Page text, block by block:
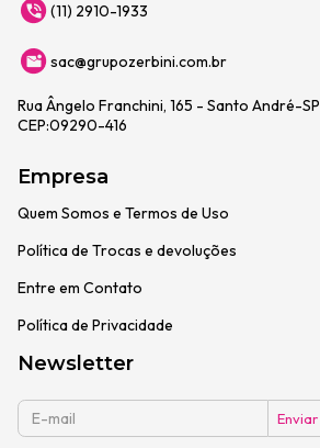
(11) 2910-1933
sac@grupozerbini.com.br
Rua Ângelo Franchini, 165 - Santo André-SP
CEP:09290-416
Empresa
Quem Somos e Termos de Uso
Política de Trocas e devoluções
Entre em Contato
Política de Privacidade
Newsletter